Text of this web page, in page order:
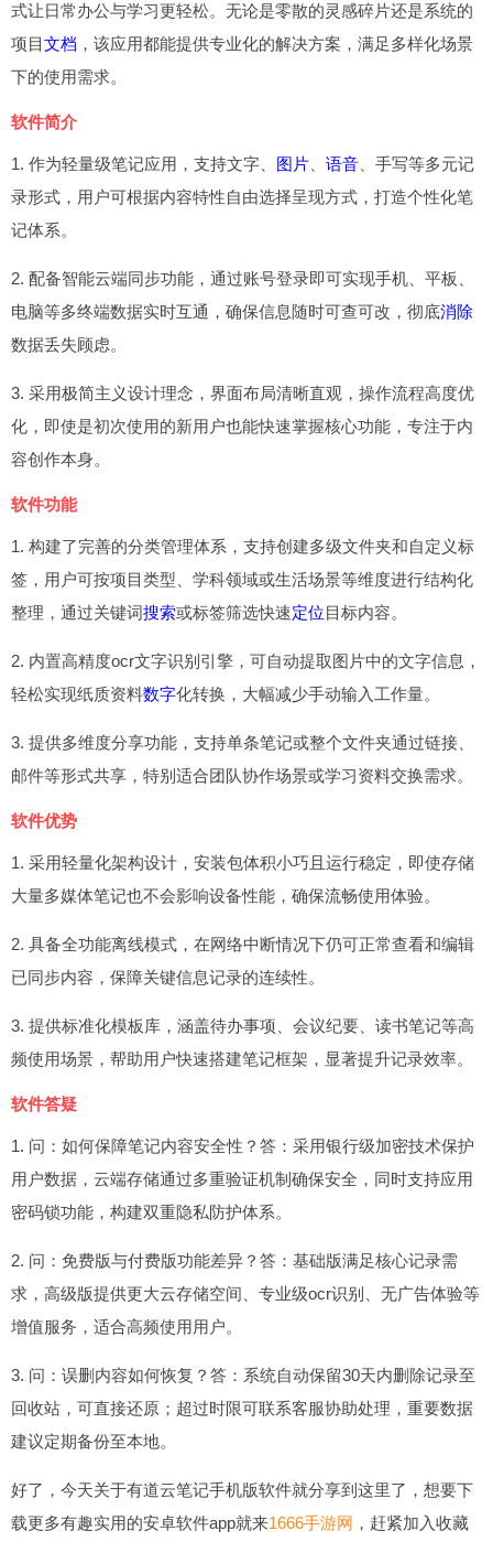
式让日常办公与学习更轻松。无论是零散的灵感碎片还是系统的
项目 文档 ，该应用都能提供专业化的解决方案，满足多样化场景
下的使用需求。
软件简介
1. 作为轻量级笔记应用，支持文字、 图片、 语音、手写等多元记
录形式，用户可根据内容特性自由选择呈现方式，打造个性化笔
记体系。
2. 配备智能云端同步功能，通过账号登录即可实现手机、平板、
电脑等多终端数据实时互通，确保信息随时可查可改，彻底消除
数据丢失顾虑。
3. 采用极简主义设计理念，界面布局清晰直观，操作流程高度优
化，即使是初次使用的新用户也能快速掌握核心功能，专注于内
容创作本身。
软件功能
1. 构建了完善的分类管理体系，支持创建多级文件夹和自定义标
签，用户可按项目类型、学科领域或生活场景等维度进行结构化
整理，通过关键词搜索或标签筛选快速定位 目标内容。
2. 内置高精度ocr文字识别引擎，可自动提取图片中的文字信息，
轻松实现纸质资料数字化转换，大幅减少手动输入工作量。
3. 提供多维度分享功能，支持单条笔记或整个文件夹通过链接、
邮件等形式共享，特别适合团队协作场景或学习资料交换需求。
软件优势
1. 采用轻量化架构设计，安装包体积小巧且运行稳定，即使存储
大量多媒体笔记也不会影响设备性能，确保流畅使用体验。
2. 具备全功能离线模式，在网络中断情况下仍可正常查看和编辑
已同步内容，保障关键信息记录的连续性。
3. 提供标准化模板库，涵盖待办事项、会议纪要、读书笔记等高
频使用场景，帮助用户快速搭建笔记框架，显著提升记录效率。
软件答疑
1. 问：如何保障笔记内容安全性？答：采用银行级加密技术保护
用户数据，云端存储通过多重验证机制确保安全，同时支持应用
密码锁功能，构建双重隐私防护体系。
2. 问：免费版与付费版功能差异？答：基础版满足核心记录需
求，高级版提供更大云存储空间、专业级ocr识别、无广告体验等
增值服务，适合高频使用用户。
3. 问：误删内容如何恢复？答：系统自动保留30天内删除记录至
回收站，可直接还原；超过时限可联系客服协助处理，重要数据
建议定期备份至本地。
好了，今天关于有道云笔记手机版软件就分享到这里了，想要下
载更多有趣实用的安卓软件app就来1666手游网 ，赶紧加入收藏